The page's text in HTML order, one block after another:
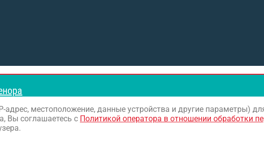
местоположение, данные устройства и другие параметры)
Вы соглашаетесь с Политикой оператора в отношении обработки